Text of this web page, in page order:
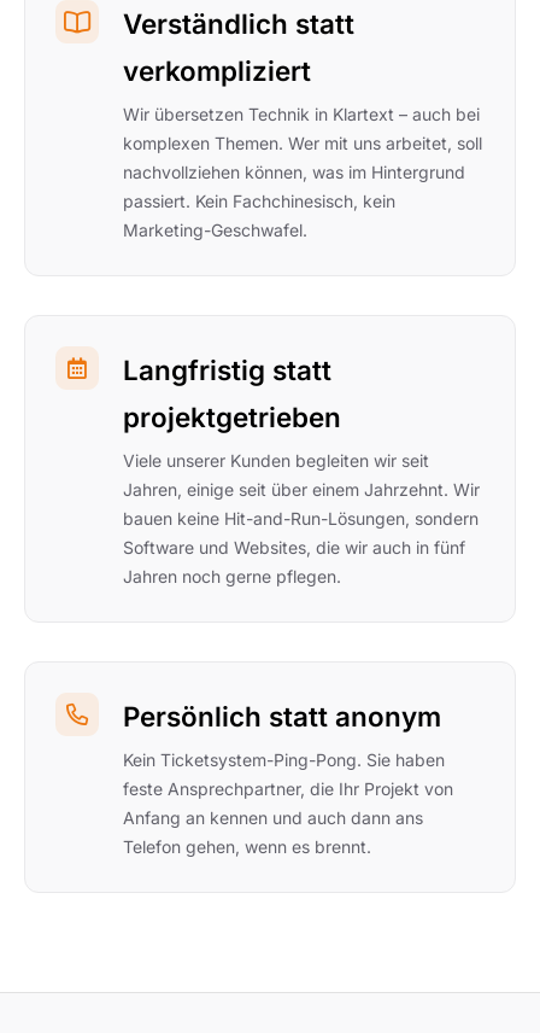
Verständlich statt
verkompliziert
Wir übersetzen Technik in Klartext – auch bei
komplexen Themen. Wer mit uns arbeitet, soll
nachvollziehen können, was im Hintergrund
passiert. Kein Fachchinesisch, kein
Marketing-Geschwafel.
Langfristig statt
projektgetrieben
Viele unserer Kunden begleiten wir seit
Jahren, einige seit über einem Jahrzehnt. Wir
bauen keine Hit-and-Run-Lösungen, sondern
Software und Websites, die wir auch in fünf
Jahren noch gerne pflegen.
Persönlich statt anonym
Kein Ticketsystem-Ping-Pong. Sie haben
feste Ansprechpartner, die Ihr Projekt von
Anfang an kennen und auch dann ans
Telefon gehen, wenn es brennt.